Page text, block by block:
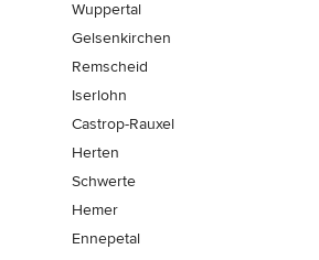
Wuppertal
Gelsenkirchen
Remscheid
Iserlohn
Castrop-Rauxel
Herten
Schwerte
Hemer
Ennepetal